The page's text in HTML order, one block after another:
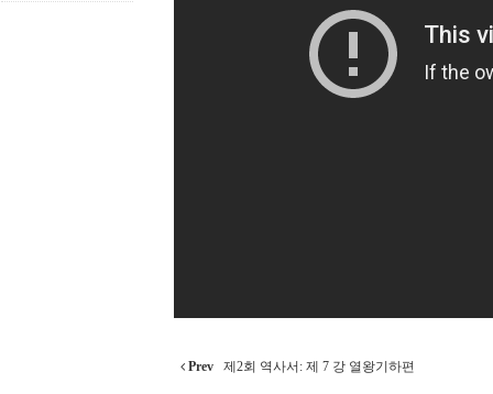
Prev 제2회 역사서: 제 7 강 열왕기하편